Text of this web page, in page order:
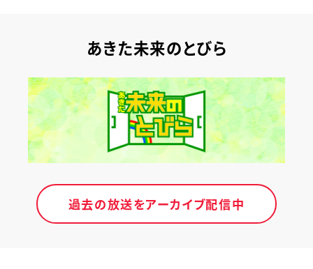
あきた未来のとびら
過去の放送をアーカイブ配信中